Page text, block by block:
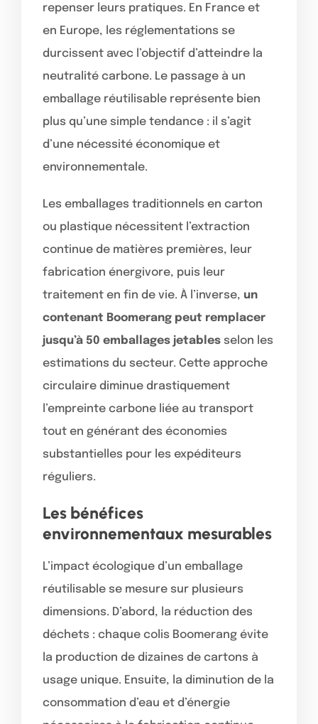
repenser leurs pratiques. En France et
en Europe, les réglementations se
durcissent avec l’objectif d’atteindre la
neutralité carbone. Le passage à un
emballage réutilisable représente bien
plus qu’une simple tendance : il s’agit
d’une nécessité économique et
environnementale.
Les emballages traditionnels en carton
ou plastique nécessitent l’extraction
continue de matières premières, leur
fabrication énergivore, puis leur
traitement en fin de vie. À l’inverse, un
contenant Boomerang peut remplacer
jusqu’à 50 emballages jetables selon les
estimations du secteur. Cette approche
circulaire diminue drastiquement
l’empreinte carbone liée au transport
tout en générant des économies
substantielles pour les expéditeurs
réguliers.
Les bénéfices
environnementaux mesurables
L’impact écologique d’un emballage
réutilisable se mesure sur plusieurs
dimensions. D’abord, la réduction des
déchets : chaque colis Boomerang évite
la production de dizaines de cartons à
usage unique. Ensuite, la diminution de la
consommation d’eau et d’énergie